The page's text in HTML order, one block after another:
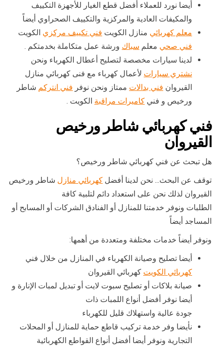
أيضا نورد للعملاء أفضل قطع الغيار للأجهزة التكييف
والمكيفات العادية والمركزية والتكييف الصحراوي أيضاً
معلم كهربائي منازل الكويت فني تكييف مركزي الكويت
فني صحي معلم سباك ورشة عمل متكاملة بخدمتكم .
لدينا سيارات مخصصة لتصليح أعطال الكهرباء ونحن
نشتري سيارات لأعمال كهرباء مع فنى كهربائي منازل
القيروان فني بدالات ممتاز ونحن نوفر فني انتركم شاطر
ورخيص و فني كاميرات مراقبة الكويت .
فني كهربائي شاطر ورخيص
القيروان
هل تبحث عن فني كهربائي شاطر ورخيص؟
توقف عن البحث… نحن لدينا أفضل كهربائي منازل شاطر ورخيص
القيروان لذلك نحن على استعداد دائم لتلبية كافة
الطلبات ونوفر خدمتنا للمنازل أو الفنادق الشركات أو المسابح أو
المساجد أيضاً
ونوفر أيضاً خدمات مختلفة ومتعددة من أهمها:
أيضا تصليح وصيانة الكهرباء في المنازل من خلال فني
كهربائي الكويت كهربائي القيروان
صيانة بلاكات أو تصليح سبوت لايت أو تبديل لمبات الإنارة و
أيضا نوفر أفضل أنواع اللمبات ذات
جودة عالية واستهلاك قليل للكهرباء
نأيضا وفر خدمة تركيب قاطع حماية للمنازل أو المحلات
التجارية ونوفر أيضا أفضل أنواع القواطع الكهربائية